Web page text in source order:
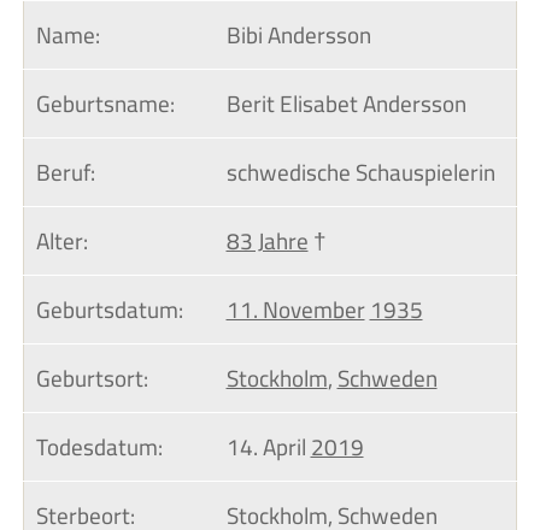
Name:
Bibi Andersson
Geburtsname:
Berit Elisabet Andersson
Beruf:
schwedische Schauspielerin
Alter:
83 Jahre†
Geburtsdatum:
11. November1935
Geburtsort:
Stockholm,Schweden
Todesdatum:
14. April2019
Sterbeort:
Stockholm, Schweden